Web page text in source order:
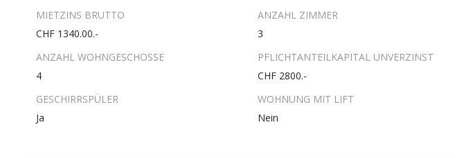
MIETZINS BRUTTO
CHF 1340.00.-
ANZAHL ZIMMER
3
ANZAHL WOHNGESCHOSSE
4
PFLICHTANTEILKAPITAL UNVERZINST
CHF 2800.-
GESCHIRRSPÜLER
Ja
WOHNUNG MIT LIFT
Nein